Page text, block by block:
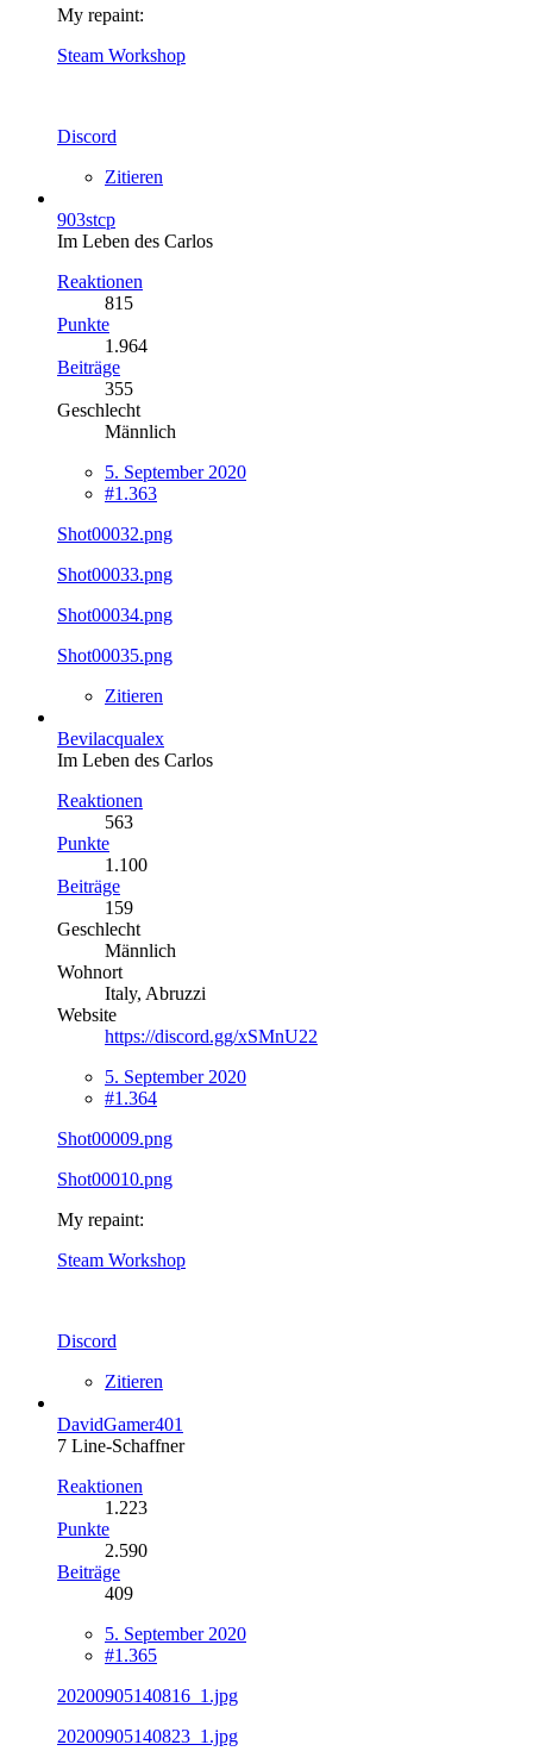
My repaint:
Steam Workshop
Discord
Zitieren
903stcp
Im Leben des Carlos
Reaktionen
815
Punkte
1.964
Beiträge
355
Geschlecht
Männlich
5. September 2020
#1.363
Shot00032.png
Shot00033.png
Shot00034.png
Shot00035.png
Zitieren
Bevilacqualex
Im Leben des Carlos
Reaktionen
563
Punkte
1.100
Beiträge
159
Geschlecht
Männlich
Wohnort
Italy, Abruzzi
Website
https://discord.gg/xSMnU22
5. September 2020
#1.364
Shot00009.png
Shot00010.png
My repaint:
Steam Workshop
Discord
Zitieren
DavidGamer401
7 Line-Schaffner
Reaktionen
1.223
Punkte
2.590
Beiträge
409
5. September 2020
#1.365
20200905140816_1.jpg
20200905140823_1.jpg